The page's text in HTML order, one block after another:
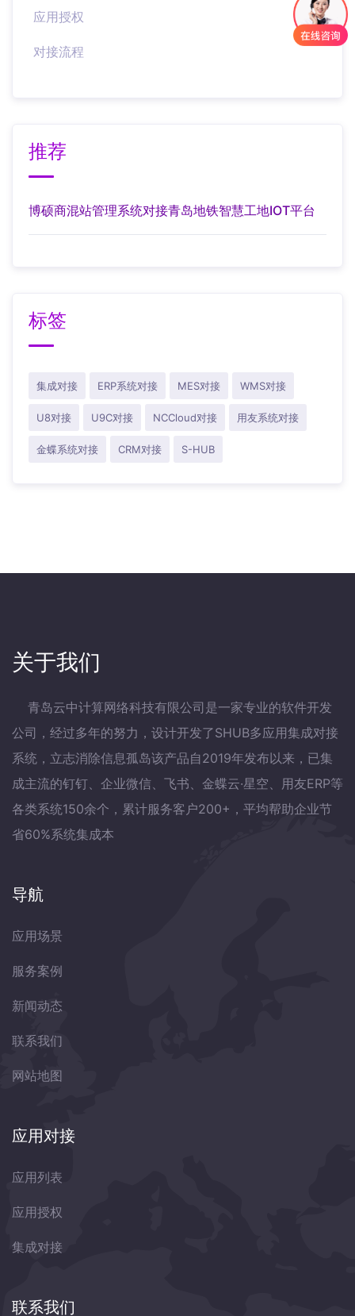
应用授权
对接流程
推荐
博硕商混站管理系统对接青岛地铁智慧工地IOT平台
标签
集成对接 ERP系统对接 MES对接 WMS对接
U8对接 U9C对接 NCCloud对接 用友系统对接
金蝶系统对接 CRM对接 S-HUB
关于我们
青岛云中计算网络科技有限公司是一家专业的软件开发
公司，经过多年的努力，设计开发了SHUB多应用集成对接
系统，立志消除信息孤岛该产品自2019年发布以来，已集
成主流的钉钉、企业微信、飞书、金蝶云·星空、用友ERP等
各类系统150余个，累计服务客户200+，平均帮助企业节
省60%系统集成本
导航
应用场景
服务案例
新闻动态
联系我们
网站地图
应用对接
应用列表
应用授权
集成对接
联系我们